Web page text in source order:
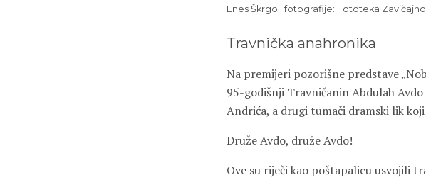
Enes Škrgo | fotografije: Fototeka
Travnička anahronika
Na premijeri pozorišne predstave
95-godišnji Travničanin Abdulah
Andrića, a drugi tumači dramski lik
Druže Avdo, druže Avdo!
Ove su riječi kao poštapalicu usvojili